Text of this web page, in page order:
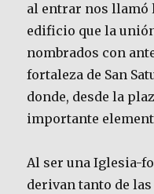
al entrar nos llamó
edificio que la
nombrados con
fortaleza de San
donde, desde la
importante
Al ser una Iglesia-
derivan tanto de